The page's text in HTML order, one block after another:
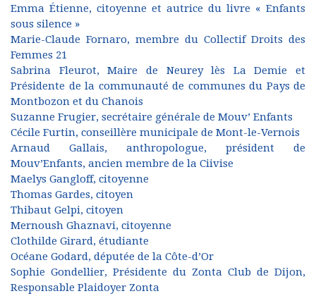
Emma Étienne, citoyenne et autrice du livre « Enfants
sous silence »
Marie-Claude Fornaro, membre du Collectif Droits des
Femmes 21
Sabrina Fleurot, Maire de Neurey lès La Demie et
Présidente de la communauté de communes du Pays de
Montbozon et du Chanois
Suzanne Frugier, secrétaire générale de Mouv’ Enfants
Cécile Furtin, conseillère municipale de Mont-le-Vernois
Arnaud Gallais, anthropologue, président de
Mouv’Enfants, ancien membre de la Ciivise
Maelys Gangloff, citoyenne
Thomas Gardes, citoyen
Thibaut Gelpi, citoyen
Mernoush Ghaznavi, citoyenne
Clothilde Girard, étudiante
Océane Godard, députée de la Côte-d’Or
Sophie Gondellier, Présidente du Zonta Club de Dijon,
Responsable Plaidoyer Zonta